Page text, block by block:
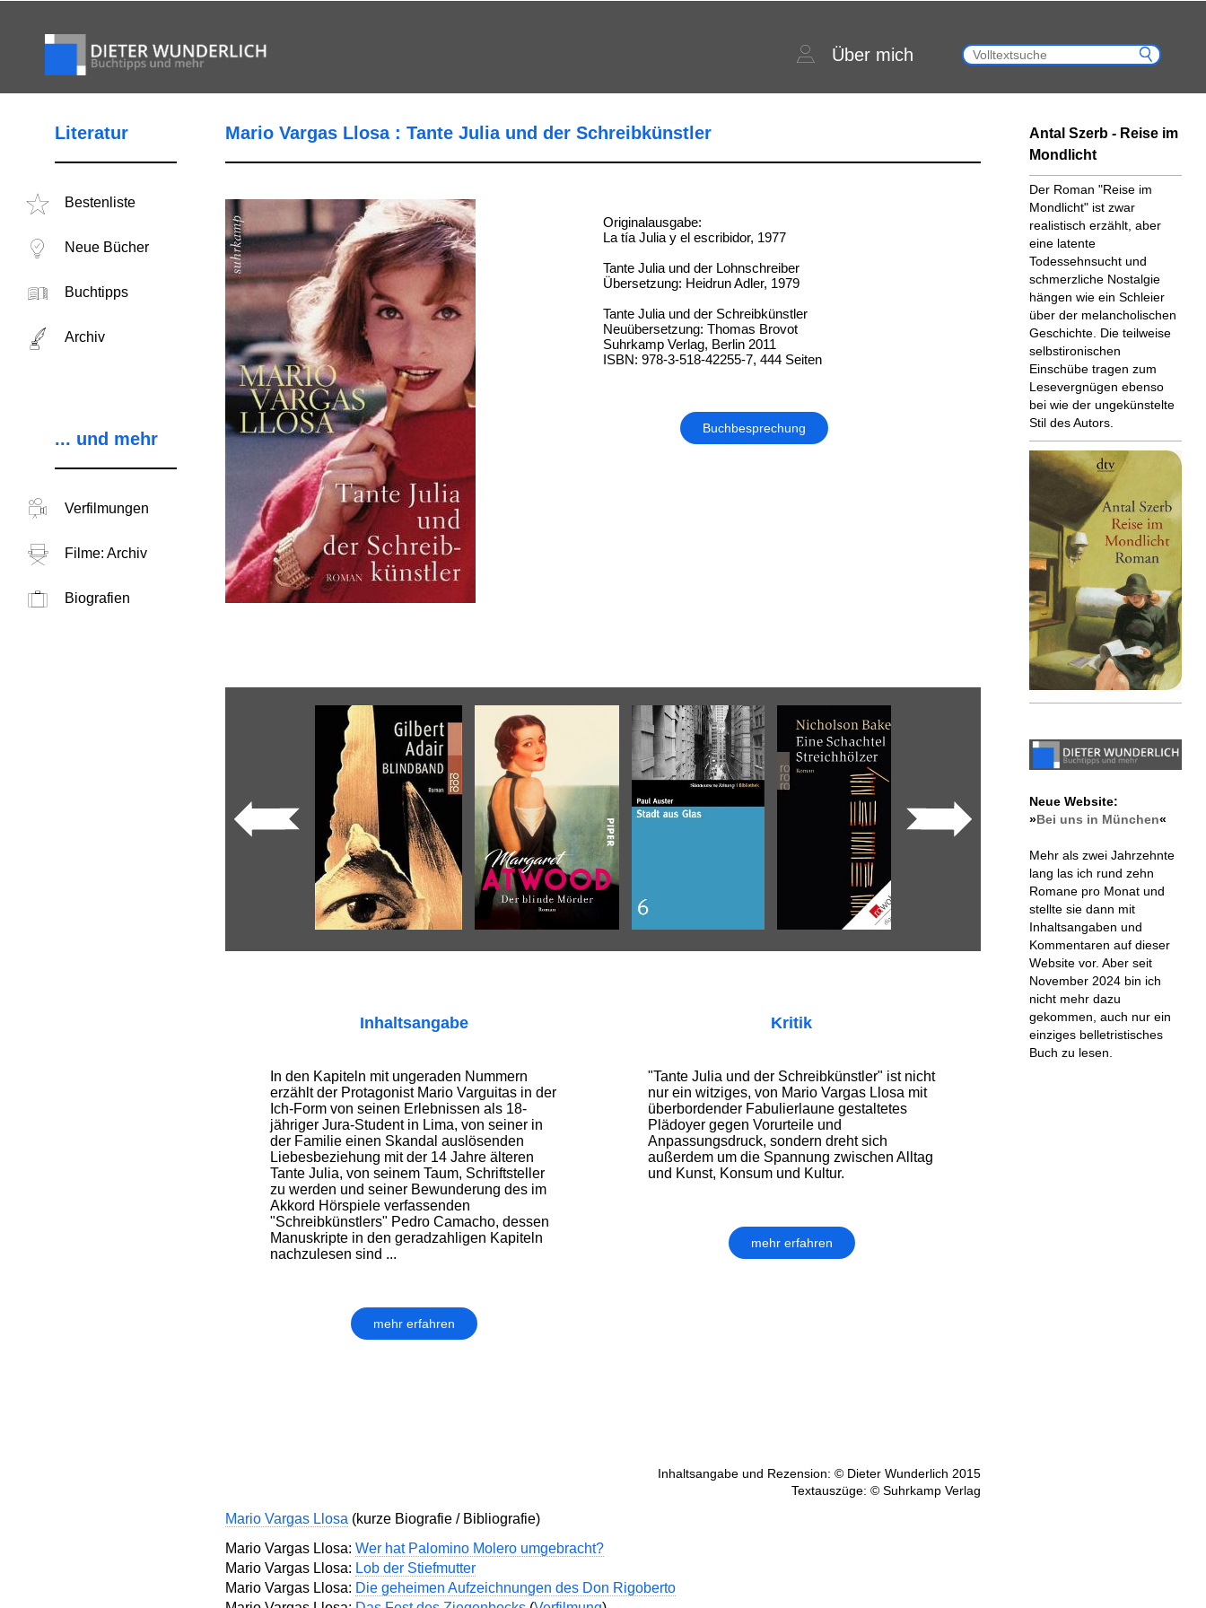
Über mich
Literatur
Bestenliste
Neue Bücher
Buchtipps
Archiv
... und mehr
Verfilmungen
Filme: Archiv
Biografien
Mario Vargas Llosa : Tante Julia und der Schreibkünstler
Originalausgabe:
La tía Julia y el escribidor, 1977
Tante Julia und der Lohnschreiber
Übersetzung: Heidrun Adler, 1979
Tante Julia und der Schreibkünstler
Neuübersetzung: Thomas Brovot
Suhrkamp Verlag, Berlin 2011
ISBN: 978-3-518-42255-7, 444 Seiten
Buchbesprechung
Inhaltsangabe
In den Kapiteln mit ungeraden Nummern
erzählt der Protagonist Mario Varguitas in der
Ich-Form von seinen Erlebnissen als 18-
jähriger Jura-Student in Lima, von seiner in
der Familie einen Skandal auslösenden
Liebesbeziehung mit der 14 Jahre älteren
Tante Julia, von seinem Taum, Schriftsteller
zu werden und seiner Bewunderung des im
Akkord Hörspiele verfassenden
"Schreibkünstlers" Pedro Camacho, dessen
Manuskripte in den geradzahligen Kapiteln
nachzulesen sind ...
mehr erfahren
Kritik
"Tante Julia und der Schreibkünstler" ist nicht
nur ein witziges, von Mario Vargas Llosa mit
überbordender Fabulierlaune gestaltetes
Plädoyer gegen Vor­urteile und
Anpassungsdruck, sondern dreht sich
außerdem um die Spannung zwischen Alltag
und Kunst, Konsum und Kultur.
mehr erfahren
Inhaltsangabe und Rezension: © Dieter Wunderlich 2015
Textauszüge: © Suhrkamp Verlag
Mario Vargas Llosa (kurze Biografie / Bibliografie)
Mario Vargas Llosa: Wer hat Palomino Molero umgebracht?
Mario Vargas Llosa: Lob der Stiefmutter
Mario Vargas Llosa: Die geheimen Aufzeichnungen des Don Rigoberto
Antal Szerb - Reise im
Mondlicht
Der Roman "Reise im
Mondlicht" ist zwar
realistisch erzählt, aber
eine latente
Todessehnsucht und
schmerzliche Nostalgie
hängen wie ein Schleier
über der melancholischen
Geschichte. Die teilweise
selbstironischen
Einschübe tragen zum
Lesevergnügen ebenso
bei wie der ungekünstelte
Stil des Autors.
Neue Website:
»Bei uns in München«
Mehr als zwei Jahrzehnte
lang las ich rund zehn
Romane pro Monat und
stellte sie dann mit
Inhaltsangaben und
Kommentaren auf dieser
Website vor. Aber seit
November 2024 bin ich
nicht mehr dazu
gekommen, auch nur ein
einziges belletristisches
Buch zu lesen.